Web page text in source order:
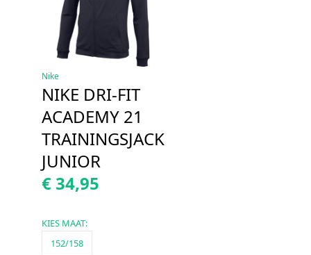
Nike
NIKE DRI-FIT
ACADEMY 21
TRAININGSJACK
JUNIOR
€ 34,95
KIES MAAT:
152/158